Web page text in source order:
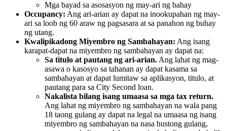
Mga bayad sa asosasyon ng may-ari ng bahay
Occupancy: Ang ari-arian ay dapat na inookupahan ng may-
ari sa loob ng 60 araw ng pagsasara at sa panahon ng buhay
ng utang.
Kwalipikadong Miyembro ng Sambahayan: Ang isang
karapat-dapat na miyembro ng sambahayan ay dapat na:
Sa titulo at pautang ng ari-arian. Ang lahat ng mag-
asawa o kasosyo sa tahanan ay dapat kasama sa
sambahayan at dapat lumitaw sa aplikasyon, titulo, at
pautang para sa City Second loan.
Nakalista bilang isang umaasa sa mga tax return.
Ang lahat ng miyembro ng sambahayan na wala pang
18 taong gulang ay dapat na legal na umaasa ng isang
miyembro ng sambahayan na nasa hustong gulang,